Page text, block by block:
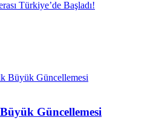
Türkiye’de Başladı!
Güncellemesi